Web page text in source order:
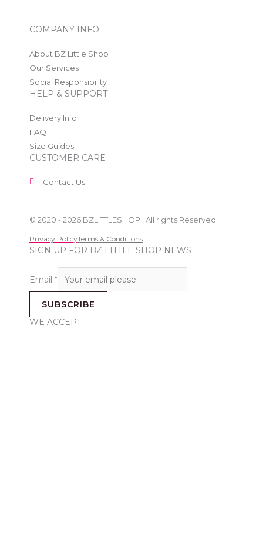
COMPANY INFO
About BZ Little Shop
Our Services
Social Responsibility
HELP & SUPPORT
Delivery Info
FAQ
Size Guides
CUSTOMER CARE
Contact Us
© 2020 - 2026 BZLITTLESHOP | All rights Reserved
Privacy PolicyTerms & Conditions
SIGN UP FOR BZ LITTLE SHOP NEWS
Email *
SUBSCRIBE
WE ACCEPT